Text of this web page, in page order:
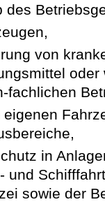
des
von
fachlichen
eigenen
in
und
sowie der